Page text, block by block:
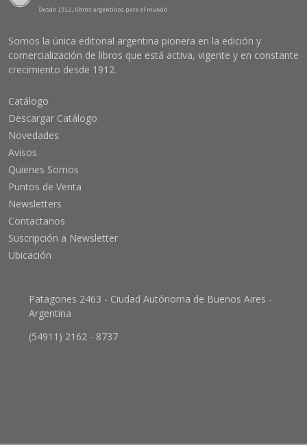
Somos la única editorial argentina pionera en la edición y
comercialización de libros que está activa, vigente y en constante
crecimiento desde 1912.
Catálogo
Descargar Catálogo
Novedades
Avisos
Quienes Somos
Puntos de Venta
Newsletters
Contactanos
Suscripción a Newsletter
Ubicación
Patagones 2463 - Ciudad Autónoma de Buenos Aires -
Argentina
(54911) 2162 - 8737